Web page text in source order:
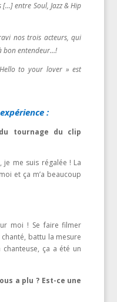
entre Soul, Jazz & Hip
nos trois acteurs, qui
bon entendeur…!
to your lover » est
:
tournage du clip
je me suis régalée ! La
et ça m’a beaucoup
moi ! Se faire filmer
battu la mesure
ça a été un
a plu ? Est-ce une